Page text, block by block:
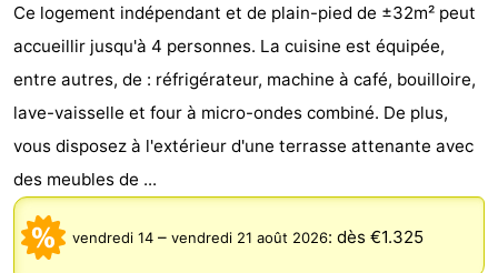
Ce logement indépendant et de plain-pied de ±32m² peut
accueillir jusqu'à 4 personnes. La cuisine est équipée,
entre autres, de : réfrigérateur, machine à café, bouilloire,
lave-vaisselle et four à micro-ondes combiné. De plus,
vous disposez à l'extérieur d'une terrasse attenante avec
des meubles de ...
vendredi 14 – vendredi 21 août 2026: dès €1.325